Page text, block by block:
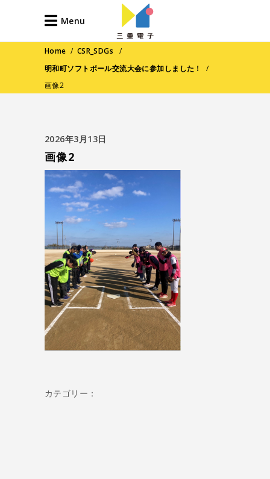
Menu
Home / CSR_SDGs
/
明和町ソフトボール交流大会に参加しました！
/
画像2
2026年3月13日
画像2
カテゴリー：